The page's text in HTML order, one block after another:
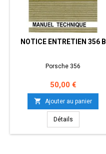
NOTICE ENTRETIEN 356 B
Porsche 356
Prix
50,00 €
 Ajouter au panier
Détails